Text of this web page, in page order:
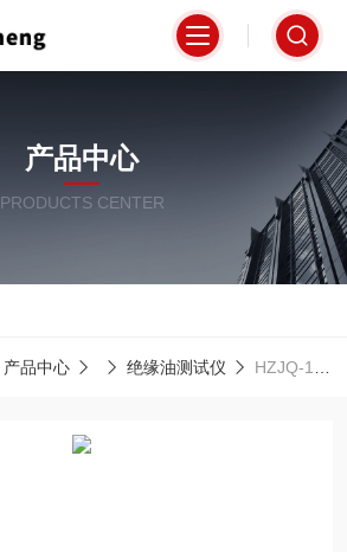
产品中心
PRODUCTS CENTER
产品中心 绝缘油测试仪 HZJQ-1 绝缘油介电强度自动检测仪100kv